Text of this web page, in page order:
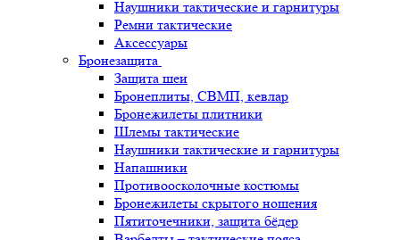
Наушники тактические и гарнитуры
Ремни тактические
Аксессуары
Бронезащита
Защита шеи
Бронеплиты, СВМП, кевлар
Бронежилеты плитники
Шлемы тактические
Наушники тактические и гарнитуры
Напашники
Противоосколочные костюмы
Бронежилеты скрытого ношения
Пятиточечники, защита бёдер